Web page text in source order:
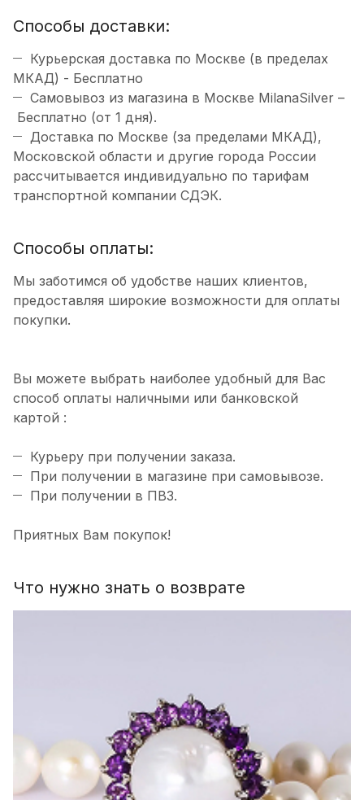
Способы доставки:
Курьерская доставка по Москве (в пределах
МКАД) - Бесплатно
Самовывоз из магазина в Москве MilanaSilver –
Бесплатно (от 1 дня).
Доставка по Москве (за пределами МКАД),
Московской области и другие города России
рассчитывается индивидуально по тарифам
транспортной компании СДЭК.
Способы оплаты:
Мы заботимся об удобстве наших клиентов,
предоставляя широкие возможности для оплаты
покупки.
Вы можете выбрать наиболее удобный для Вас
способ оплаты наличными или банковской
картой :
Курьеру при получении заказа.
При получении в магазине при самовывозе.
При получении в ПВЗ.
Приятных Вам покупок!
Что нужно знать о возврате